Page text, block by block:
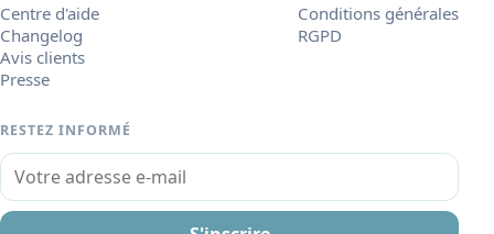
Centre d'aide
Changelog
Avis clients
Presse
Conditions générales
RGPD
RESTEZ INFORMÉ
Votre adresse e-mail